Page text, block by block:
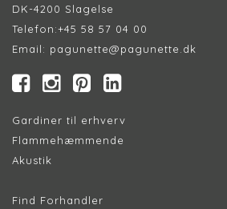
DK-4200 Slagelse
Telefon:+45 58 57 04 00
Email: pagunette@pagunette.dk
Gardiner til erhverv
Flammehæmmende
Akustik
Find Forhandler